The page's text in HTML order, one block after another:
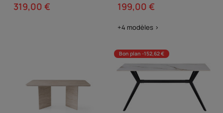
199 cm - Marron
319,00 €
Noyer
199,00 €
+4 modèles >
Bon plan -152,62 €